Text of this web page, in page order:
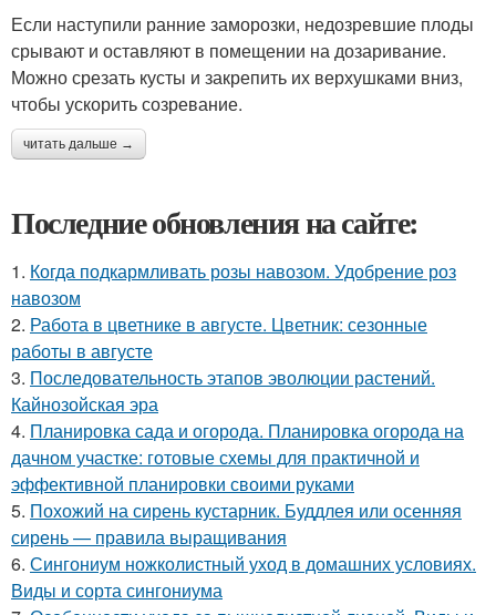
Если наступили ранние заморозки, недозревшие плоды
срывают и оставляют в помещении на дозаривание.
Можно срезать кусты и закрепить их верхушками вниз,
чтобы ускорить созревание.
читать дальше →
Последние обновления на сайте:
1. Когда подкармливать розы навозом. Удобрение роз
навозом
2. Работа в цветнике в августе. Цветник: сезонные
работы в августе
3. Последовательность этапов эволюции растений.
Кайнозойская эра
4. Планировка сада и огорода. Планировка огорода на
дачном участке: готовые схемы для практичной и
эффективной планировки своими руками
5. Похожий на сирень кустарник. Буддлея или осенняя
сирень — правила выращивания
6. Сингониум ножколистный уход в домашних условиях.
Виды и сорта сингониума